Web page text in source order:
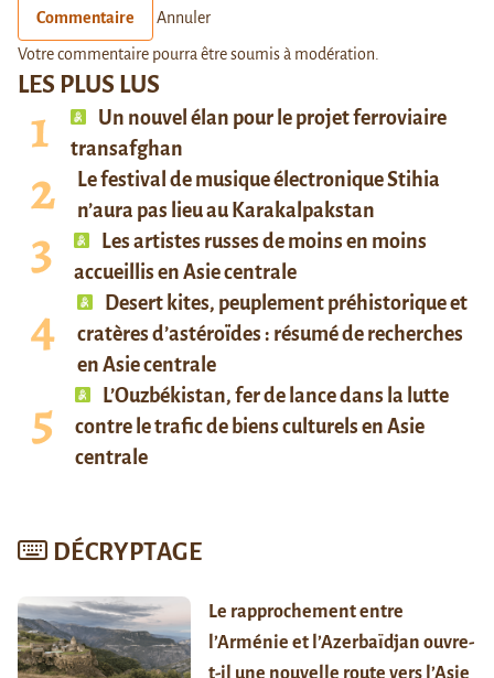
LES PLUS LUS
Un nouvel élan pour le projet ferroviaire
transafghan
Le festival de musique électronique Stihia
n’aura pas lieu au Karakalpakstan
Les artistes russes de moins en moins
accueillis en Asie centrale
Desert kites, peuplement préhistorique et
cratères d’astéroïdes : résumé de recherches
en Asie centrale
L’Ouzbékistan, fer de lance dans la lutte
contre le trafic de biens culturels en Asie
centrale
DÉCRYPTAGE
Le rapprochement entre
l’Arménie et l’Azerbaïdjan ouvre-
t-il une nouvelle route vers l’Asie
Commentaire Annuler
Votre commentaire pourra être soumis à modération.